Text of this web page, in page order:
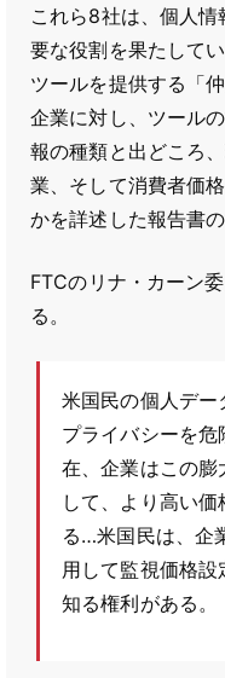
これら8社は、個人
要な役割を果たして
ツールを提供する「
企業に対し、ツール
報の種類と出どころ
業、そして消費者価
かを詳述した報告書
FTCのリナ・カーン
る。
米国民の個人デ
プライバシーを
在、企業はこの膨
して、より高い
る…米国民は、企
用して監視価格
知る権利がある。